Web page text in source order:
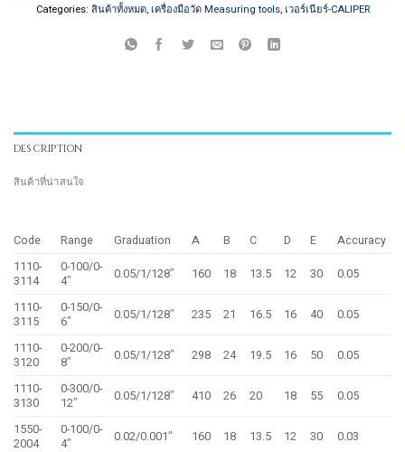
Categories: สินค้าทั้งหมด, เครื่องมือวัด Measuring tools, เวอร์เนียร์-CALIPER
DESCRIPTION
สินค้าที่น่าสนใจ
Code Range Graduation A B C D E
Accuracy
1110-
3114
0-100/0-
4″
0.05/1/128″ 160 18 13.5 12 30 0.05
1110-
3115
0-150/0-
6″
0.05/1/128″ 235 21 16.5 16 40 0.05
1110-
3120
0-200/0-
8″
0.05/1/128″ 298 24 19.5 16 50 0.05
1110-
3130
0-300/0-
12″
0.05/1/128″ 410 26 20 18 55 0.05
1550-
2004
0-100/0-
4″
0.02/0.001″ 160 18 13.5 12 30 0.03